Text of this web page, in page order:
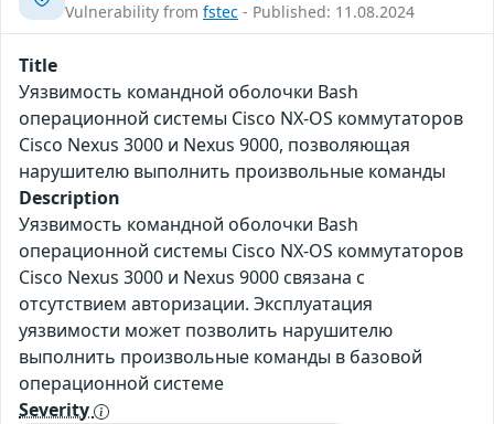
Vulnerability from fstec - Published: 11.08.2024
Title
Уязвимость командной оболочки Bash
операционной системы Cisco NX-OS коммутаторов
Cisco Nexus 3000 и Nexus 9000, позволяющая
нарушителю выполнить произвольные команды
Description
Уязвимость командной оболочки Bash
операционной системы Cisco NX-OS коммутаторов
Cisco Nexus 3000 и Nexus 9000 связана с
отсутствием авторизации. Эксплуатация
уязвимости может позволить нарушителю
выполнить произвольные команды в базовой
операционной системе
Severity